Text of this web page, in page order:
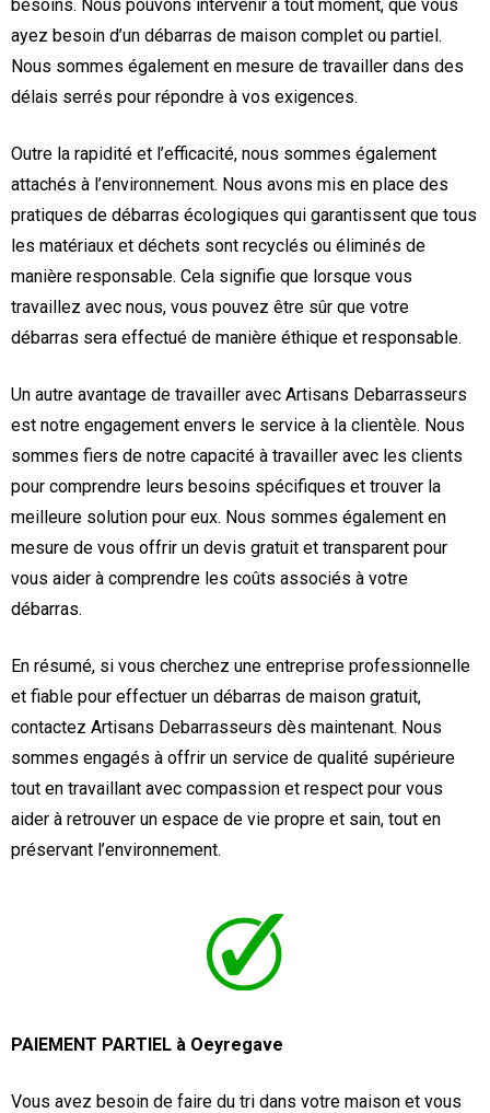
besoins. Nous pouvons intervenir à tout moment, que vous
ayez besoin d’un débarras de maison complet ou partiel.
Nous sommes également en mesure de travailler dans des
délais serrés pour répondre à vos exigences.
Outre la rapidité et l’efficacité, nous sommes également
attachés à l’environnement. Nous avons mis en place des
pratiques de débarras écologiques qui garantissent que tous
les matériaux et déchets sont recyclés ou éliminés de
manière responsable. Cela signifie que lorsque vous
travaillez avec nous, vous pouvez être sûr que votre
débarras sera effectué de manière éthique et responsable.
Un autre avantage de travailler avec Artisans Debarrasseurs
est notre engagement envers le service à la clientèle. Nous
sommes fiers de notre capacité à travailler avec les clients
pour comprendre leurs besoins spécifiques et trouver la
meilleure solution pour eux. Nous sommes également en
mesure de vous offrir un devis gratuit et transparent pour
vous aider à comprendre les coûts associés à votre
débarras.
En résumé, si vous cherchez une entreprise professionnelle
et fiable pour effectuer un débarras de maison gratuit,
contactez Artisans Debarrasseurs dès maintenant. Nous
sommes engagés à offrir un service de qualité supérieure
tout en travaillant avec compassion et respect pour vous
aider à retrouver un espace de vie propre et sain, tout en
préservant l’environnement.
PAIEMENT PARTIEL à Oeyregave
Vous avez besoin de faire du tri dans votre maison et vous